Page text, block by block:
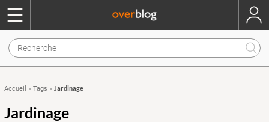
Accueil » Tags » Jardinage
Jardinage